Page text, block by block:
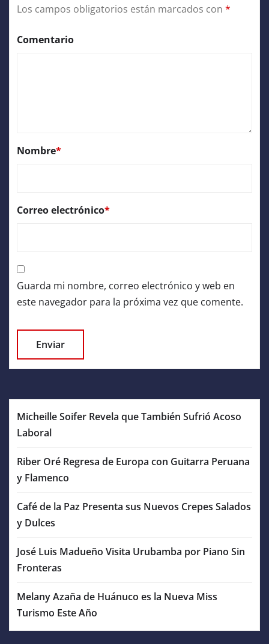
Los campos obligatorios están marcados con *
Comentario
Nombre*
Correo electrónico*
Guarda mi nombre, correo electrónico y web en
este navegador para la próxima vez que comente.
Micheille Soifer Revela que También Sufrió Acoso
Laboral
Riber Oré Regresa de Europa con Guitarra Peruana
y Flamenco
Café de la Paz Presenta sus Nuevos Crepes Salados
y Dulces
José Luis Madueño Visita Urubamba por Piano Sin
Fronteras
Melany Azaña de Huánuco es la Nueva Miss
Turismo Este Año